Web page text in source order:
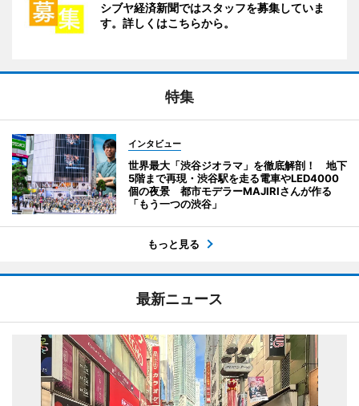
シブヤ経済新聞ではスタッフを募集していま
す。詳しくはこちらから。
特集
インタビュー
世界最大「渋谷ジオラマ」を徹底解剖！ 地下
5階まで再現・渋谷駅を走る電車やLED4000
個の夜景 都市モデラーMAJIRIさんが作る
「もう一つの渋谷」
もっと見る
最新ニュース